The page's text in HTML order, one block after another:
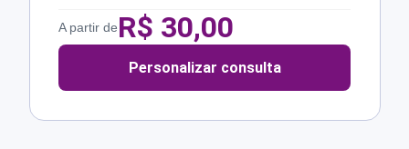
A partir deR$ 30,00
Personalizar consulta